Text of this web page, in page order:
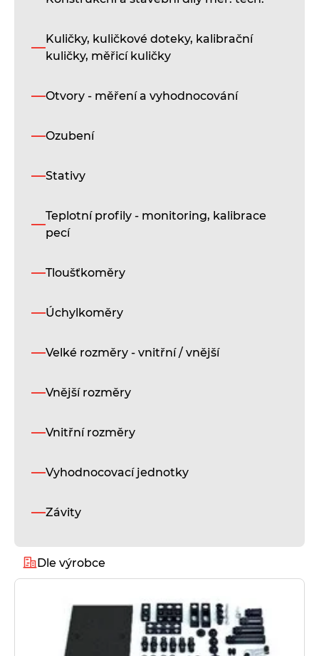
Kuličky, kuličkové doteky, kalibrační
kuličky, měřicí kuličky
Otvory - měření a vyhodnocování
Ozubení
Stativy
Teplotní profily - monitoring, kalibrace
pecí
Tloušťkoměry
Úchylkoměry
Velké rozměry - vnitřní / vnější
Vnější rozměry
Vnitřní rozměry
Vyhodnocovací jednotky
Závity
Dle výrobce
Diatest